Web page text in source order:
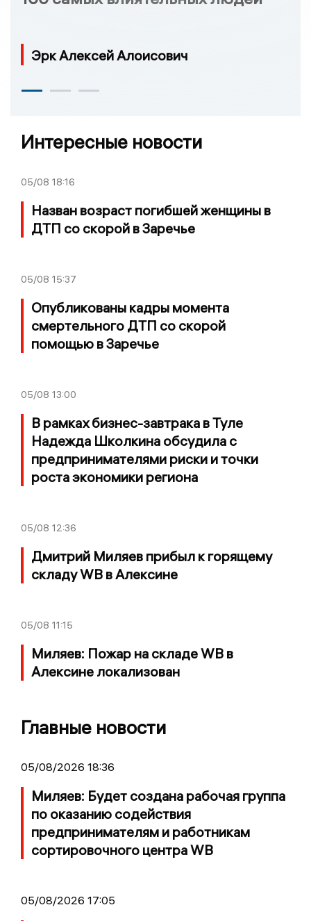
Эрк Алексей Алоисович
Интересные новости
05/08 18:16
Назван возраст погибшей женщины в
ДТП со скорой в Заречье
05/08 15:37
Опубликованы кадры момента
смертельного ДТП со скорой
помощью в Заречье
05/08 13:00
В рамках бизнес-завтрака в Туле
Надежда Школкина обсудила с
предпринимателями риски и точки
роста экономики региона
05/08 12:36
Дмитрий Миляев прибыл к горящему
складу WB в Алексине
05/08 11:15
Миляев: Пожар на складе WB в
Алексине локализован
Главные новости
05/08/2026 18:36
Миляев: Будет создана рабочая группа
по оказанию содействия
предпринимателям и работникам
сортировочного центра WB
05/08/2026 17:05